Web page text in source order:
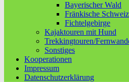
Bayerischer Wald
Fränkische Schweiz
Fichtelgebirge
Kajaktouren mit Hund
Trekkingtouren/
Sonstiges
Kooperationen
Impressum
Datenschutzerklärung